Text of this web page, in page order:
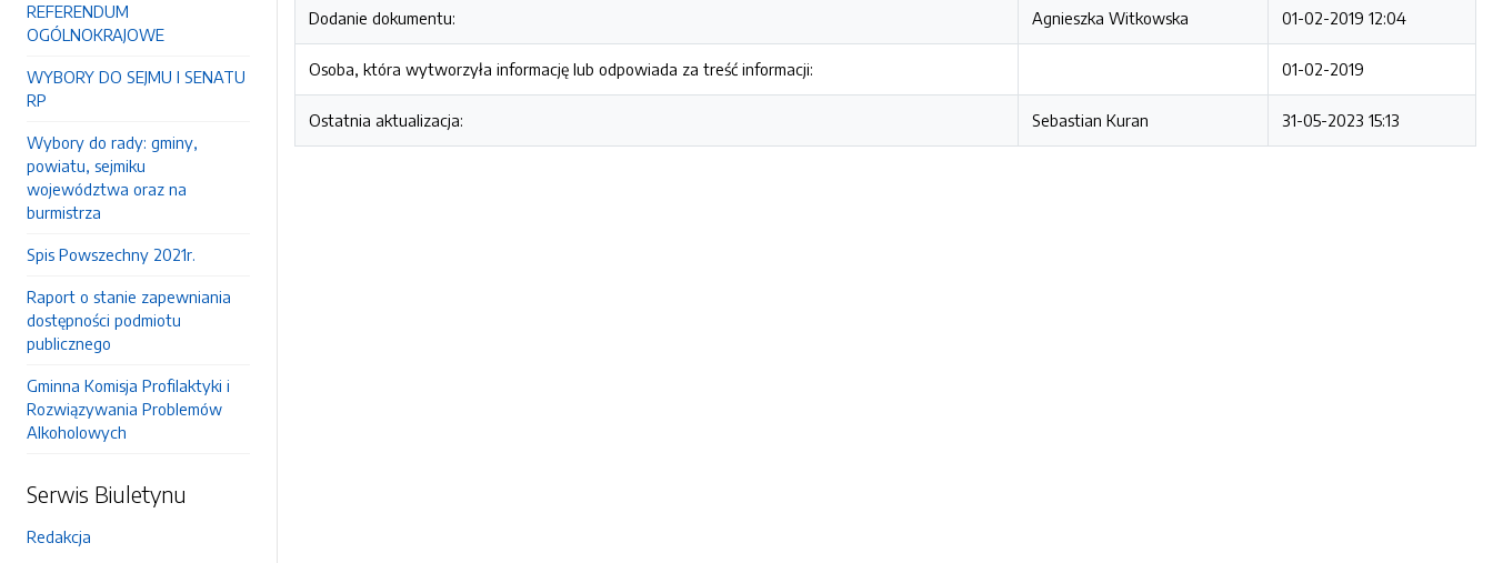
REFERENDUM
OGÓLNOKRAJOWE
WYBORY DO SEJMU I SENATU
RP
Wybory do rady: gminy,
powiatu, sejmiku
województwa oraz na
burmistrza
Spis Powszechny 2021r.
Raport o stanie zapewniania
dostępności podmiotu
publicznego
Gminna Komisja Profilaktyki i
Rozwiązywania Problemów
Alkoholowych
Serwis Biuletynu
Redakcja
Dodanie dokumentu: Agnieszka Witkowska 01-02-2019 12:04
Osoba, która wytworzyła informację lub odpowiada za treść informacji: 01-02-2019
Ostatnia aktualizacja: Sebastian Kuran 31-05-2023 15:13